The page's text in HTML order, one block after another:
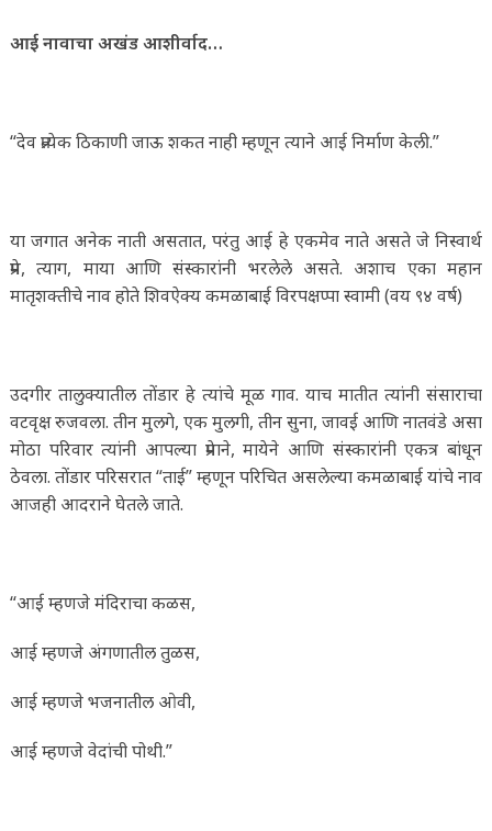
आई नावाचा अखंड आशीर्वाद…
“देव प्रत्येक ठिकाणी जाऊ शकत नाही म्हणून त्याने आई निर्माण केली.”
या जगात अनेक नाती असतात, परंतु आई हे एकमेव नाते असते जे निस्वार्थ
प्रेम, त्याग, माया आणि संस्कारांनी भरलेले असते. अशाच एका महान
मातृशक्तीचे नाव होते शिवऐक्य कमळाबाई विरपक्षप्पा स्वामी (वय ९४ वर्ष)
उदगीर तालुक्यातील तोंडार हे त्यांचे मूळ गाव. याच मातीत त्यांनी संसाराचा
वटवृक्ष रुजवला. तीन मुलगे, एक मुलगी, तीन सुना, जावई आणि नातवंडे असा
मोठा परिवार त्यांनी आपल्या प्रेमाने, मायेने आणि संस्कारांनी एकत्र बांधून
ठेवला. तोंडार परिसरात “ताई” म्हणून परिचित असलेल्या कमळाबाई यांचे नाव
आजही आदराने घेतले जाते.
“आई म्हणजे मंदिराचा कळस,
आई म्हणजे अंगणातील तुळस,
आई म्हणजे भजनातील ओवी,
आई म्हणजे वेदांची पोथी.”